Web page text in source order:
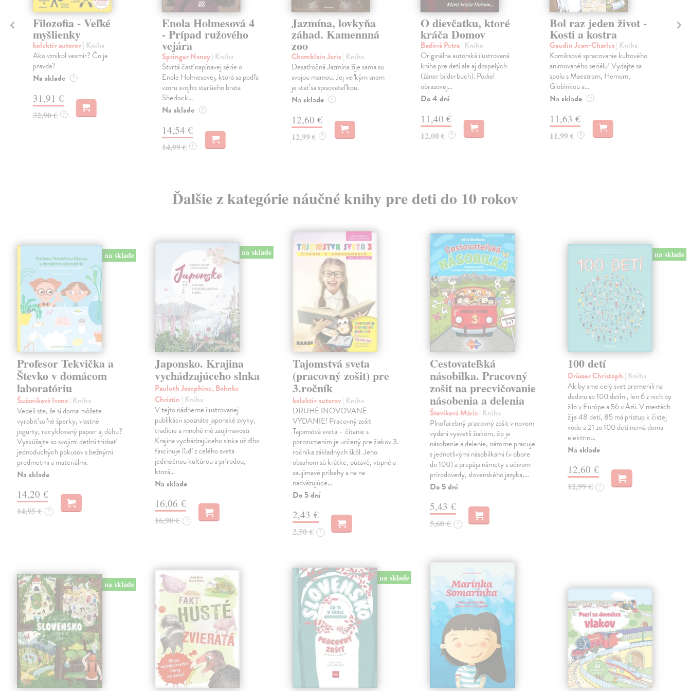
Filozofia - Veľké
myšlienky
kolektív autorov| Kniha
Ako vznikol vesmír? Čo je
pravda?
Na sklade ?
31,91 €
32,90 € ?
Enola Holmesová 4
- Prípad ružového
vejára
Springer Nancy| Kniha
Štvrtá časť napínavej série o
Enole Holmesovej, ktorá sa podľa
vzoru svojho staršieho brata
Sherlock...
Na sklade ?
14,54 €
14,99 € ?
Jazmína, lovkyňa
záhad. Kamennná
zoo
Chamblain Joris| Kniha
Desaťročná Jazmína žije sama so
svojou mamou. Jej veľkým snom
je stať sa spisovateľkou.
Na sklade ?
12,60 €
12,99 € ?
O dievčatku, ktoré
kráča Domov
Baďová Petra| Kniha
Originálna autorská ilustrovaná
kniha pre deti ale aj dospelých
(žáner bilderbuch). Podiel
obrazovej...
Do 4 dní
11,40 €
12,00 € ?
Bol raz jeden život -
Kosti a kostra
Gaudin Jean-Charles| Kniha
Komiksové spracovanie kultového
animovaného seriálu! Vydajte sa
spolu s Maestrom, Hemom,
Globínkou a...
Na sklade ?
11,63 €
11,99 € ?
Ďalšie z kategórie náučné knihy pre deti do 10 rokov
na sklade
Profesor Tekvička a
Števko v domácom
laboratóriu
Šušaníková Ivana| Kniha
Vedeli ste, že si doma môžete
vyrobiť soľné šperky, vlastné
jogurty, recyklovaný papier aj dúhu?
Vyskúšajte so svojimi deťmi tridsať
jednoduchých pokusov s bežnými
predmetmi a materiálmi.
Na sklade
14,20 €
14,95 € ?
na sklade
Japonsko. Krajina
vychádzajúceho slnka
Pauluth Josephine, Bohnke
Christin | Kniha
V tejto nádherne ilustrovanej
publikácii spoznáte japonské zvyky,
tradície a mnohé iné zaujímavosti
Krajina vychádzajúceho slnka už dlho
fascinuje ľudí z celého sveta
jedinečnou kultúrou a prírodou,
ktorá…
Na sklade
16,06 €
16,90 € ?
Tajomstvá sveta
(pracovný zošit) pre
3.ročník
kolektív autorov| Kniha
DRUHÉ INOVOVANÉ
VYDANIE! Pracovný zošit
Tajomstvá sveta – čítanie s
porozumením je určený pre žiakov 3.
ročníka základných škôl. Jeho
obsahom sú krátke, pútavé, vtipné a
zaujímavé príbehy a na ne
nadväzujúce…
Do 5 dní
2,43 €
2,50 € ?
Cestovateľská
násobilka. Pracovný
zošit na precvičovanie
násobenia a delenia
Števíková Mária| Kniha
Plnofarebný pracovný zošit v novom
vydaní vysvetlí žiakom, čo je
násobenie a delenie, názorne pracuje
s jednotlivými násobilkami (v obore
do 100) a prepája námety s učivom
prírodovedy, slovenského jazyka,…
Do 5 dní
5,43 €
5,60 € ?
na sklade
100 detí
Drösser Christoph | Kniha
Ak by sme celý svet premenili na
dedinu so 100 deťmi, len 6 z nich by
žilo v Európe a 56 v Ázii. V mestách
žije 48 detí, 85 má prístup k čistej
vode a 21 zo 100 detí nemá doma
elektrinu.
Na sklade
12,60 €
12,99 € ?
na sklade
na sklade